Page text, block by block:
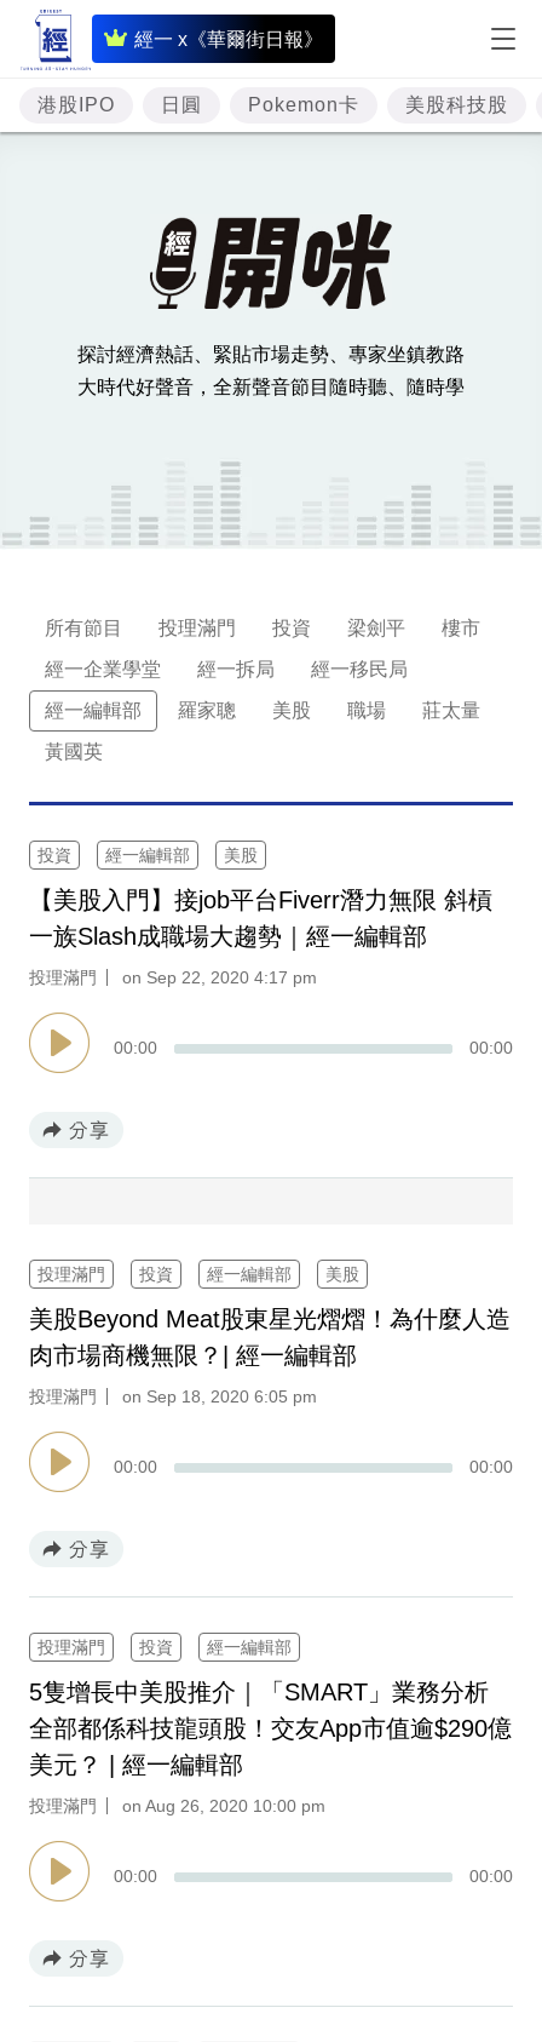
經一 x《華爾街日報》
即
時
財
經
題
投
資
樓
市
商
職
場
時
事
專
欄
港股IPO 日圓 Pokemon卡 美股科技股
探討經濟熱話、緊貼市場走勢、專家坐鎮教路
大時代好聲音，全新聲音節目隨時聽、隨時學
所有節目 投理滿門 投資 梁劍平
樓市
經一企業學堂
經一拆局
經一移民局
經一編輯部
羅家聰 美股 職場
莊太量
黃國英
投資 經一編輯部 美股
【美股入門】接job平台Fiverr潛力無限 斜槓
一族Slash成職場大趨勢｜經一編輯部
投理滿門 on Sep 22, 2020 4:17 pm
00:00 00:00
投理滿門 投資 經一編輯部 美股
美股Beyond Meat股東星光熠熠！為什麼人造
肉市場商機無限？| 經一編輯部
投理滿門 on Sep 18, 2020 6:05 pm
00:00 00:00
投理滿門 投資 經一編輯部
5隻增長中美股推介｜「SMART」業務分析
全部都係科技龍頭股！交友App市值逾$290億
美元？ | 經一編輯部
投理滿門 on Aug 26, 2020 10:00 pm
00:00 00:00